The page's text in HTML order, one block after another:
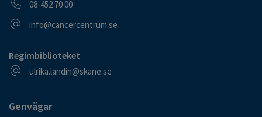
Telefonnummer
08-452 70 00
E-postadress
info@cancercentrum.se
Regimbiblioteket
E-postadress
ulrika.landin@skane.se
Genvägar